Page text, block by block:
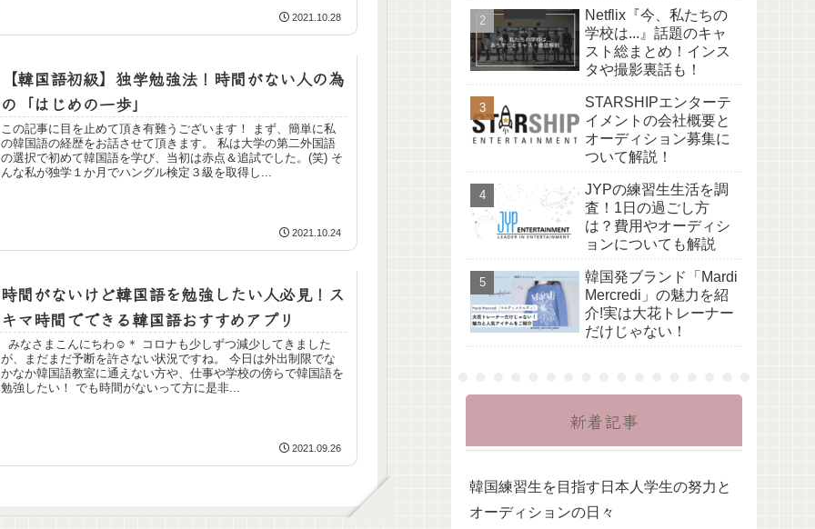
2021.10.28
【韓国語初級】独学勉強法！時間がない人の為
の「はじめの一歩」
この記事に目を止めて頂き有難うございます！ まず、簡単に私
の韓国語の経歴をお話させて頂きます。 私は大学の第二外国語
の選択で初めて韓国語を学び、当初は赤点＆追試でした。(笑) そ
んな私が独学１か月でハングル検定３級を取得し...
2021.10.24
時間がないけど韓国語を勉強したい人必見！ス
キマ時間でできる韓国語おすすめアプリ
みなさまこんにちわ☺＊ コロナも少しずつ減少してきました
が、まだまだ予断を許さない状況ですね。 今日は外出制限でな
かなか韓国語教室に通えない方や、仕事や学校の傍らで韓国語を
勉強したい！ でも時間がないって方に是非...
2021.09.26
Netflix『今、私たちの
学校は...』話題のキャ
スト総まとめ！インス
タや撮影裏話も！
STARSHIPエンターテ
イメントの会社概要と
オーディション募集に
ついて解説！
JYPの練習生生活を調
査！1日の過ごし方
は？費用やオーディシ
ョンについても解説
韓国発ブランド「Mardi
Mercredi」の魅力を紹
介!実は大花トレーナー
だけじゃない！
新着記事
韓国練習生を目指す日本人学生の努力と
オーディションの日々